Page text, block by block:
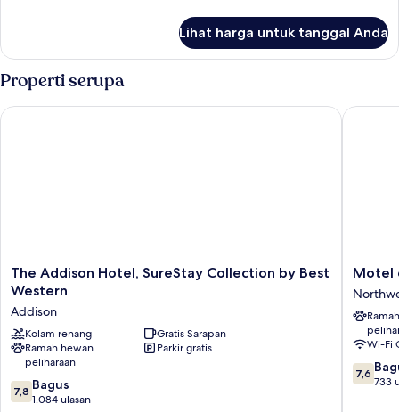
Smoking
1
Queen
Bed,
Non-
Smoking
Lihat harga untuk tanggal Anda
Properti serupa
The
Addison
SureStay
Collection
by
Best
Western
Addison
The Addison Hotel, SureStay Collection by Best
Western
Addison
Kolam renang
Gratis Sarapan
Ramah hewan
peliharaan
Parkir gratis
7.8
dari
7,8 Bagus
1.084 ulasan
The Addison Hotel, SureStay Collection by Best Western
Motel
6
Dallas,
TX
Forest
Lane
Motel
Wi-Fi
7.6
dari
7,6
733
Motel 6